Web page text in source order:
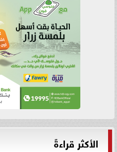
الأكثر قراءةً